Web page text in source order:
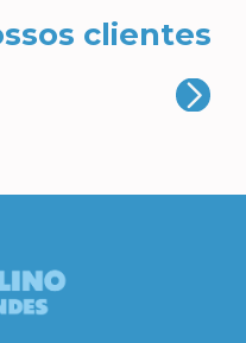
clientes